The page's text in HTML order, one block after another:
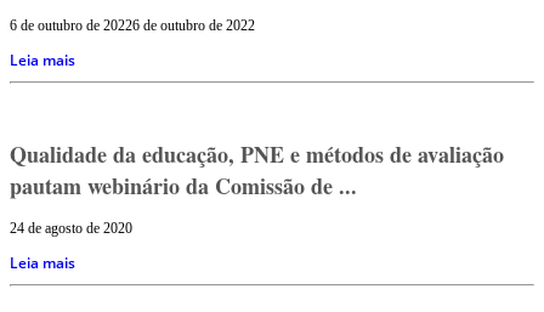
6 de outubro de 20226 de outubro de 2022
Leia mais
Qualidade da educação, PNE e métodos de avaliação
pautam webinário da Comissão de ...
24 de agosto de 2020
Leia mais